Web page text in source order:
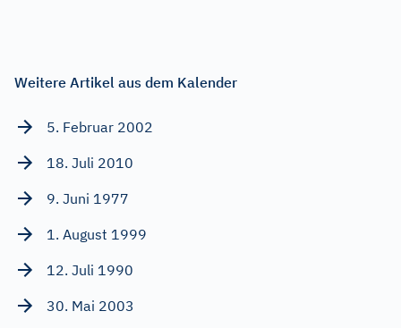
Weitere Artikel aus dem Kalender
5. Februar 2002
18. Juli 2010
9. Juni 1977
1. August 1999
12. Juli 1990
30. Mai 2003